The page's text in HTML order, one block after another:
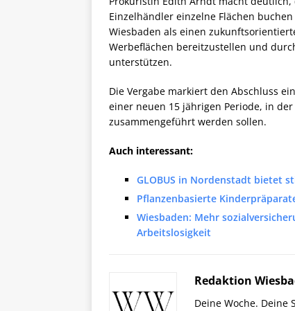
Einzelhändler einzelne Flächen
Wiesbaden als einen
Werbeflächen bereitzustellen und
unterstützen.
Die Vergabe markiert den Abschluss
einer neuen 15 jährigen Periode, in
zusammengeführt werden sollen.
Auch interessant:
GLOBUS in Nordenstadt bietet
Pflanzenbasierte
Wiesbaden: Mehr
Arbeitslosigkeit
Redaktion
Deine Woche. Deine